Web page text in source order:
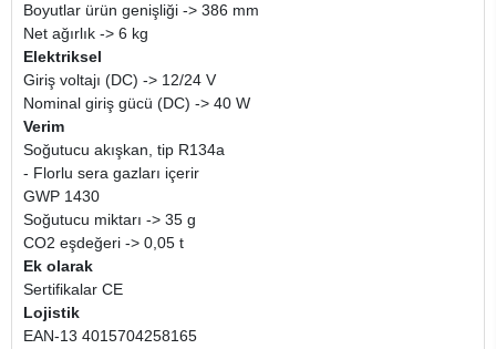
Boyutlar ürün genişliği -> 386 mm
Net ağırlık -> 6 kg
Elektriksel
Giriş voltajı (DC) -> 12/24 V
Nominal giriş gücü (DC) -> 40 W
Verim
Soğutucu akışkan, tip R134a
- Florlu sera gazları içerir
GWP 1430
Soğutucu miktarı -> 35 g
CO2 eşdeğeri -> 0,05 t
Ek olarak
Sertifikalar CE
Lojistik
EAN-13 4015704258165